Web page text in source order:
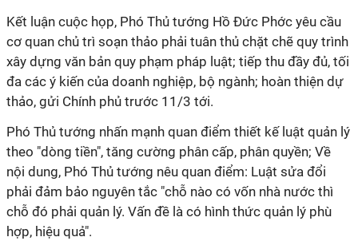
Kết luận cuộc họp, Phó Thủ tướng Hồ Đức Phớc yêu cầu
cơ quan chủ trì soạn thảo phải tuân thủ chặt chẽ quy trình
xây dựng văn bản quy phạm pháp luật; tiếp thu đầy đủ, tối
đa các ý kiến của doanh nghiệp, bộ ngành; hoàn thiện dự
thảo, gửi Chính phủ trước 11/3 tới.
Phó Thủ tướng nhấn mạnh quan điểm thiết kế luật quản lý
theo "dòng tiền", tăng cường phân cấp, phân quyền; Về
nội dung, Phó Thủ tướng nêu quan điểm: Luật sửa đổi
phải đảm bảo nguyên tắc "chỗ nào có vốn nhà nước thì
chỗ đó phải quản lý. Vấn đề là có hình thức quản lý phù
hợp, hiệu quả".